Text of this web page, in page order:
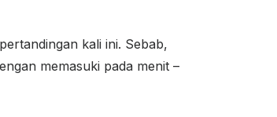
kali ini. Sebab,
memasuki pada menit –